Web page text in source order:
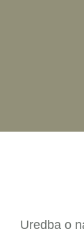
Uredba o